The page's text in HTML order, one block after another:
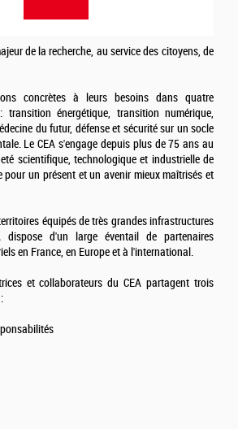
de la recherche, au service des citoyens, de
concrètes à leurs besoins dans quatre
transition énergétique, transition numérique,
du futur, défense et sécurité sur un socle
Le CEA s'engage depuis plus de 75 ans au
scientifique, technologique et industrielle de
pour un présent et un avenir mieux maîtrisés et
équipés de très grandes infrastructures
dispose d'un large éventail de partenaires
en France, en Europe et à l'international.
et collaborateurs du CEA partagent trois